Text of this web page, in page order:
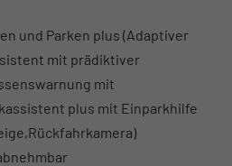
und Parken plus (Adaptiver
mit prädiktiver
mit
plus mit Einparkhilfe